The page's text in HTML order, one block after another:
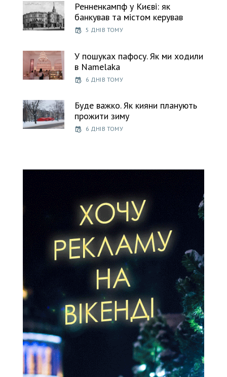
Ренненкампф у Києві: як
банкував та містом керував
5 ДНІВ ТОМУ
У пошуках пафосу. Як ми ходили
в Namelaka
6 ДНІВ ТОМУ
Буде важко. Як кияни планують
прожити зиму
6 ДНІВ ТОМУ